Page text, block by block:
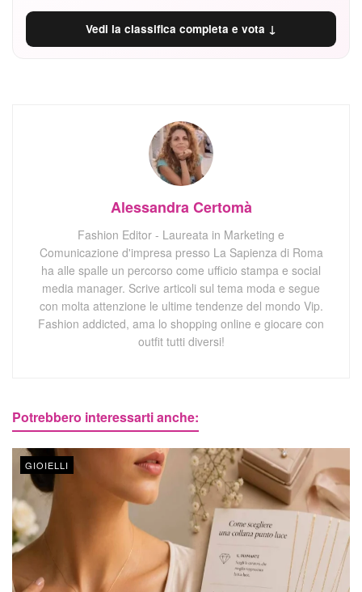
Vedi la classifica completa e vota ↓
Alessandra Certomà
Fashion Editor - Laureata in Marketing e
Comunicazione d'impresa presso La Sapienza di Roma
ha alle spalle un percorso come ufficio stampa e social
media manager. Scrive articoli sul tema moda e segue
con molta attenzione le ultime tendenze del mondo Vip.
Fashion addicted, ama lo shopping online e giocare con
outfit tutti diversi!
Potrebbero interessarti anche:
GIOIELLI